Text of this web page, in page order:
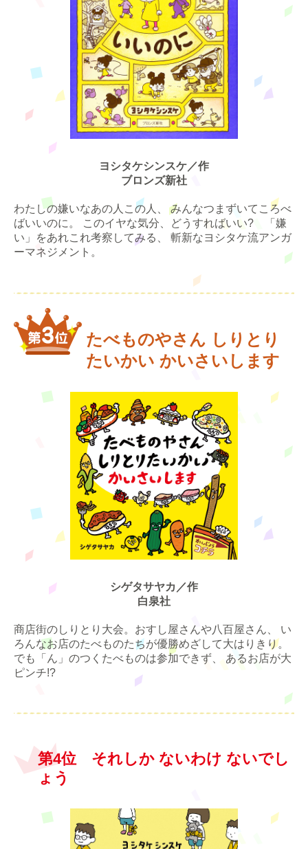
ヨシタケシンスケ／作
ブロンズ新社
わたしの嫌いなあの人この人、 みんなつまずいてころべ
ばいいのに。 このイヤな気分、どうすればいい? 「嫌
い」をあれこれ考察してみる、 斬新なヨシタケ流アンガ
ーマネジメント。
たべものやさん しりとり
たいかい かいさいします
シゲタサヤカ／作
白泉社
商店街のしりとり大会。おすし屋さんや八百屋さん、 い
ろんなお店のたべものたちが優勝めざして大はりきり。
でも「ん」のつくたべものは参加できず、 あるお店が大
ピンチ!?
第4位 それしか ないわけ ないでし
ょう